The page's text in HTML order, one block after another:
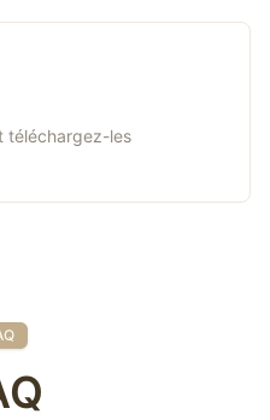
téléchargez-les